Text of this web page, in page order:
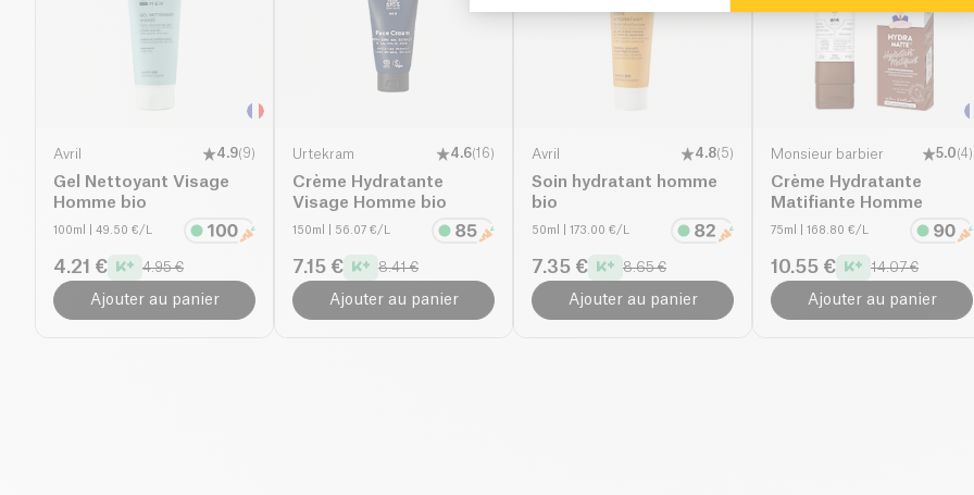
Avril 4.9(9)
Gel Nettoyant Visage
Homme bio
100ml | 49.50 €/L
4.21 € 4.95 €
Ajouter au panier
Urtekram 4.6(16)
Crème Hydratante
Visage Homme bio
150ml | 56.07 €/L
7.15 € 8.41 €
Ajouter au panier
Avril 4.8(5)
Soin hydratant homme
bio
50ml | 173.00 €/L
7.35 € 8.65 €
Ajouter au panier
Monsieur barbier 5.0(4)
Crème Hydratante
Matifiante Homme
75ml | 168.80 €/L
10.55 € 14.07 €
Ajouter au panier